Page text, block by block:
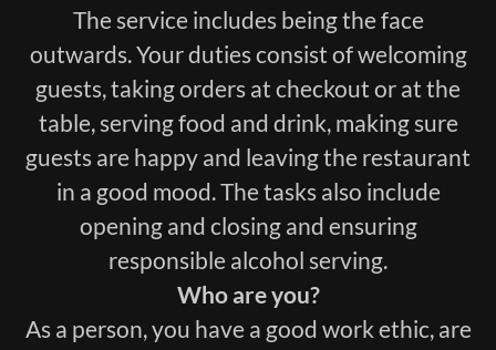
The service includes being the face
outwards. Your duties consist of welcoming
guests, taking orders at checkout or at the
table, serving food and drink, making sure
guests are happy and leaving the restaurant
in a good mood. The tasks also include
opening and closing and ensuring
responsible alcohol serving.
Who are you?
As a person, you have a good work ethic, are